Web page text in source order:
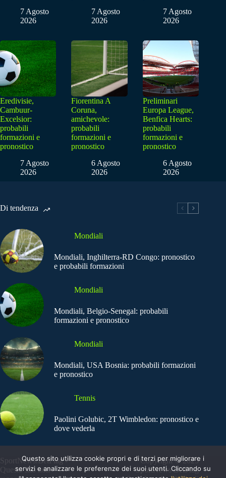
7 Agosto
2026
7 Agosto
2026
7 Agosto
2026
Eredivisie,
Cambuur-
Excelsior:
probabili
formazioni e
pronostico
7 Agosto
2026
Fiorentina A
Coruna,
amichevole:
probabili
formazioni e
pronostico
6 Agosto
2026
Preliminari
Europa League,
Benfica Hearts:
probabili
formazioni e
pronostico
6 Agosto
2026
Di tendenza
Mondiali
Mondiali, Inghilterra-RD Congo: pronostico
e probabili formazioni
Mondiali
Mondiali, Belgio-Senegal: probabili
formazioni e pronostico
Mondiali
Mondiali, USA Bosnia: probabili formazioni
e pronostico
Tennis
Paolini Golubic, 2T Wimbledon: pronostico e
dove vederla
SportNews.BetFlag -
Questo sito non
Copyright © 2025
SportNews BetFlag
Questo sito utilizza cookie propri e di terzi per migliorare i
servizi e analizzare le preferenze dei suoi utenti. Cliccando su